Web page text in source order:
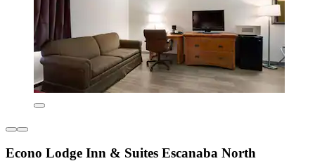
Econo Lodge Inn & Suites Escanaba North